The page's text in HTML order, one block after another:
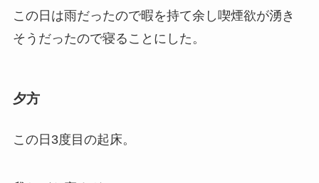
この日は雨だったので暇を持て余し喫煙欲が湧き
そうだったので寝ることにした。
夕方
この日3度目の起床。